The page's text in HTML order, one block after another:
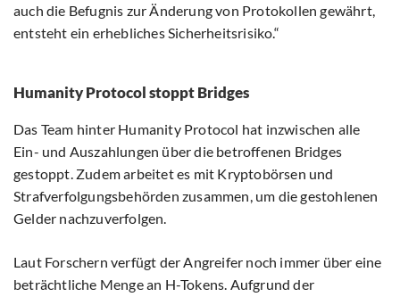
auch die Befugnis zur Änderung von Protokollen gewährt,
entsteht ein erhebliches Sicherheitsrisiko.“
Humanity Protocol stoppt Bridges
Das Team hinter Humanity Protocol hat inzwischen alle
Ein- und Auszahlungen über die betroffenen Bridges
gestoppt. Zudem arbeitet es mit Kryptobörsen und
Strafverfolgungsbehörden zusammen, um die gestohlenen
Gelder nachzuverfolgen.
Laut Forschern verfügt der Angreifer noch immer über eine
beträchtliche Menge an H-Tokens. Aufgrund der